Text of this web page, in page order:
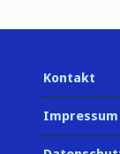
Kontakt
Impressum